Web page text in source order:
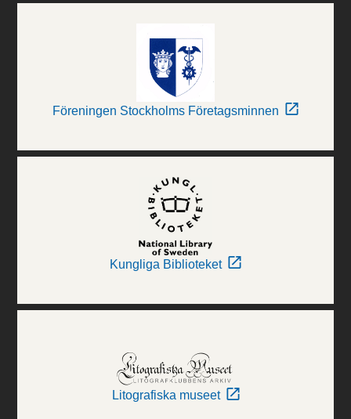
Föreningen Stockholms Företagsminnen
Kungliga Biblioteket
Litografiska museet